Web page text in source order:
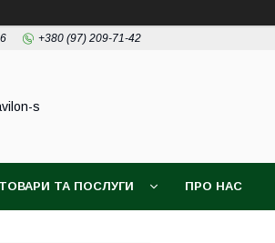
+380 (97) 209-71-42
s
ТОВАРИ ТА ПОСЛУГИ ПРО НАС